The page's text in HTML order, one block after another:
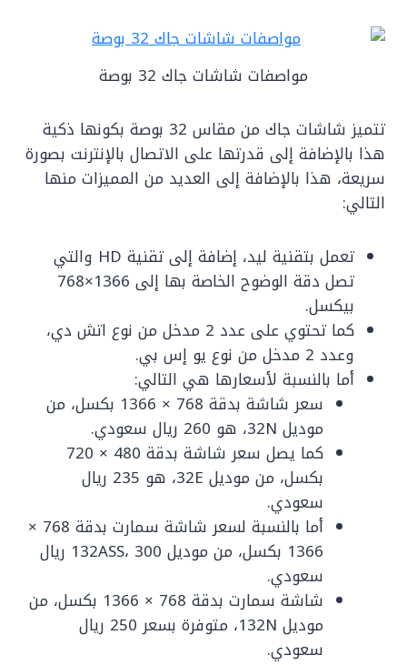
مواصفات شاشات جاك 32 بوصة
تتميز شاشات جاك من مقاس 32 بوصة بكونها ذكية
هذا بالإضافة إلى قدرتها على الاتصال بالإنترنت بصورة
سريعة، هذا بالإضافة إلى العديد من المميزات منها
التالي:
تعمل بتقنية ليد، إضافة إلى تقنية HD والتي
تصل دقة الوضوح الخاصة بها إلى 1366×768
بيكسل.
كما تحتوي على عدد 2 مدخل من نوع اتش دي،
وعدد 2 مدخل من نوع يو إس بي.
أما بالنسبة لأسعارها هي التالي:
سعر شاشة بدقة 768 × 1366 بكسل، من
موديل 32N، هو 260 ريال سعودي.
كما يصل سعر شاشة بدقة 480 × 720
بكسل، من موديل 32E، هو 235 ريال
سعودي.
أما بالنسبة لسعر شاشة سمارت بدقة 768 ×
1366 بكسل، من موديل 132ASS، 300 ريال
سعودي.
شاشة سمارت بدقة 768 × 1366 بكسل، من
موديل 132N، متوفرة بسعر 250 ريال
سعودي.